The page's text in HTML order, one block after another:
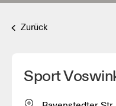
Zurück
Sport